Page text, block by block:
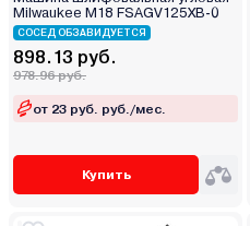
Milwaukee M18 FSAGV125XB-0
СОСЕД ОБЗАВИДУЕТСЯ
898.13 руб.
978.96 руб.
от 23 руб. руб./мес.
Купить